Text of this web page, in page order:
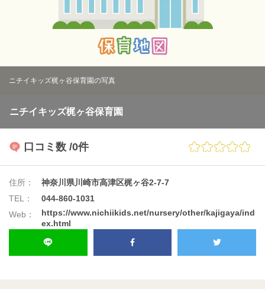
ニチイキッズ梶ヶ谷保育園の写真
ニチイキッズ梶ヶ谷保育園
口コミ数 /0件
住所：
神奈川県川崎市高津区梶ヶ谷2-7-7
TEL：
044-860-1031
Web：
https://www.nichiikids.net/nursery/other/kajigaya/ind
ex.html